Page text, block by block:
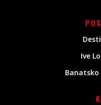
Ive
Banatsko